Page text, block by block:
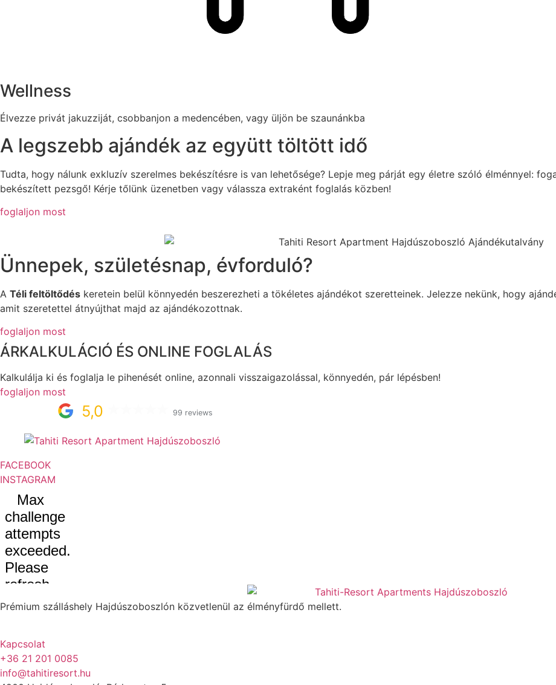
Wellness
Élvezze privát jakuzziját, csobbanjon a medencében, vagy üljön be szaunánkba
A legszebb ajándék az együtt töltött idő
Tudta, hogy nálunk exkluzív szerelmes bekészítésre is van lehetősége? Lepje meg párját egy életre szóló élménnyel:
bekészített pezsgő! Kérje tőlünk üzenetben vagy válassza extraként foglalás közben!
foglaljon most
Ünnepek, születésnap, évforduló?
A Téli feltöltődés keretein belül könnyedén beszerezheti a tökéletes ajándékot szeretteinek. Jelezze nekünk, hogy
amit szeretettel átnyújthat majd az ajándékozottnak.
foglaljon most
ÁRKALKULÁCIÓ ÉS ONLINE FOGLALÁS
Kalkulálja ki és foglalja le pihenését online, azonnali visszaigazolással, könnyedén, pár lépésben!
foglaljon most
5,0 99 reviews
FACEBOOK
INSTAGRAM
Prémium szálláshely Hajdúszoboszlón közvetlenül az élményfürdő mellett.
Kapcsolat
+36 21 201 0085
info@tahitiresort.hu